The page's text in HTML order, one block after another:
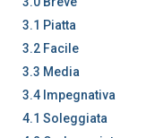
3.1 Piatta
3.2 Facile
3.3 Media
3.4 Impegnativa
4.1 Soleggiata